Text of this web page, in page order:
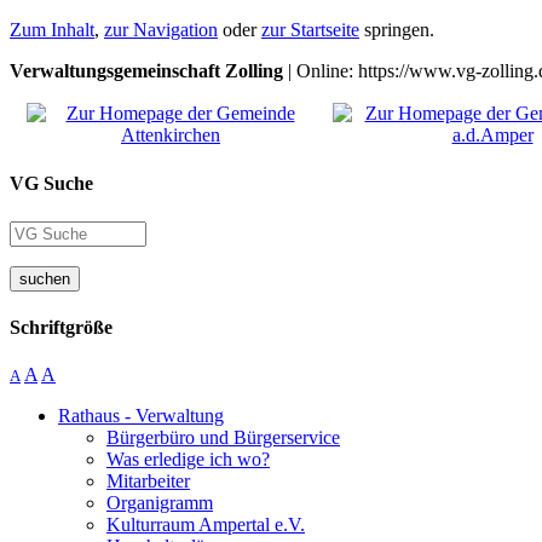
Zum Inhalt, zur Navigation oderzur Startseite springen.
Verwaltungsgemeinschaft Zolling | Online: https://www.vg-
VG Suche
suchen
Schriftgröße
A A A
Rathaus - Verwaltung
Bürgerbüro und Bürgerservice
Was erledige ich wo?
Mitarbeiter
Organigramm
Kulturraum Ampertal e.V.